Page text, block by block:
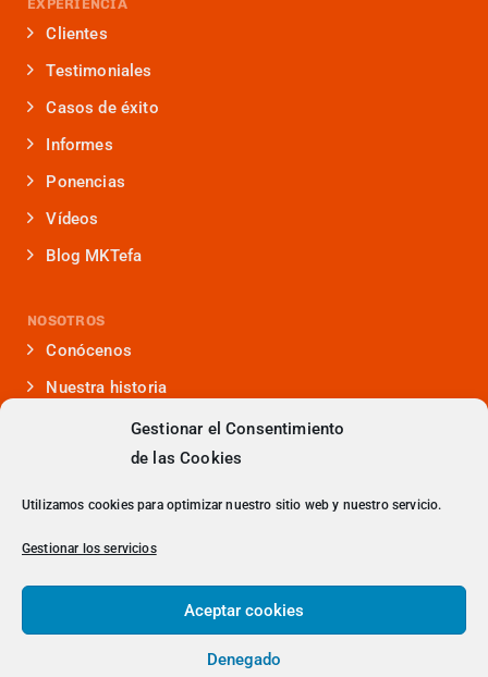
Gestionar el Consentimiento
de las Cookies
Utilizamos cookies para optimizar nuestro sitio web y nuestro servicio.
Gestionar los servicios
Aceptar cookies
Denegado
EXPERIENCIA
Clientes
Testimoniales
Casos de éxito
Informes
Ponencias
Vídeos
Blog MKTefa
NOSOTROS
Conócenos
Nuestra historia
Iniciativas que lideramos
Noticias y eventos
Presencia en medios
> Política de Privacidad